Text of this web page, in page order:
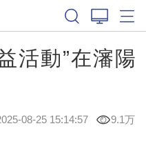
活動”在瀋陽
08-25 15:14:57 9.1万